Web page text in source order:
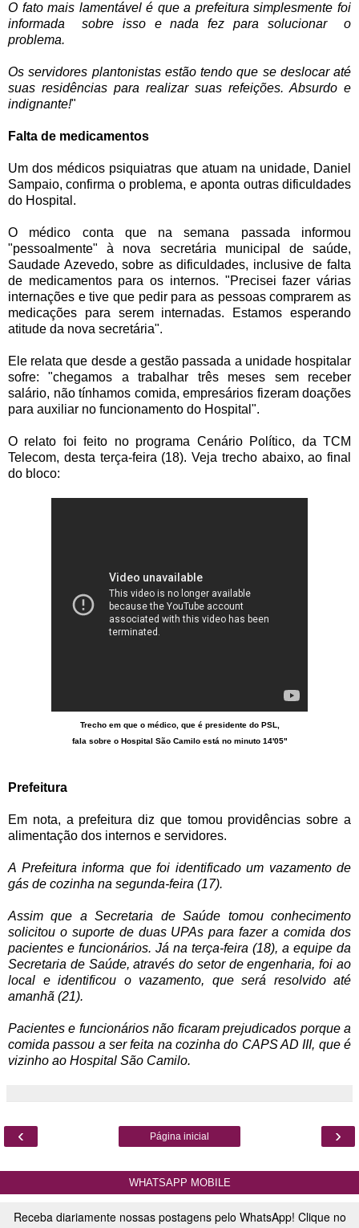
O fato mais lamentável é que a prefeitura simplesmente foi
informada sobre isso e nada fez para solucionar o
problema.
Os servidores plantonistas estão tendo que se deslocar até
suas residências para realizar suas refeições. Absurdo e
indignante!"
Falta de medicamentos
Um dos médicos psiquiatras que atuam na unidade, Daniel
Sampaio, confirma o problema, e aponta outras dificuldades
do Hospital.
O médico conta que na semana passada informou
"pessoalmente"à nova secretária municipal de saúde,
Saudade Azevedo, sobre as dificuldades, inclusive de falta
de medicamentos para os internos. "Precisei fazer várias
internações e tive que pedir para as pessoas comprarem as
medicações para serem internadas. Estamos esperando
atitude da nova secretária".
Ele relata que desde a gestão passada a unidade hospitalar
sofre: "chegamos a trabalhar três meses sem receber
salário, não tínhamos comida, empresários fizeram doações
para auxiliar no funcionamento do Hospital".
O relato foi feito no programa Cenário Político, da TCM
Telecom, desta terça-feira (18). Veja trecho abaixo, ao final
do bloco:
Trecho em que o médico, que é presidente do PSL,
fala sobre o Hospital São Camilo está no minuto 14'05"
Prefeitura
Em nota, a prefeitura diz que tomou providências sobre a
alimentação dos internos e servidores.
A Prefeitura informa que foi identificado um vazamento de
gás de cozinha na segunda-feira (17).
Assim que a Secretaria de Saúde tomou conhecimento
solicitou o suporte de duas UPAs para fazer a comida dos
pacientes e funcionários. Já na terça-feira (18), a equipe da
Secretaria de Saúde, através do setor de engenharia, foi ao
local e identificou o vazamento, que será resolvido até
amanhã (21).
Pacientes e funcionários não ficaram prejudicados porque a
comida passou a ser feita na cozinha do CAPS AD III, que é
vizinho ao Hospital São Camilo.
‹ ›
Página inicial
WHATSAPP MOBILE
Receba diariamente nossas postagens pelo WhatsApp! Clique no